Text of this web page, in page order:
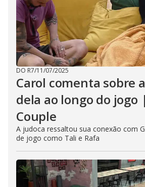
DO R7/11/07/2025
Carol comenta sobre
dela ao longo do jogo
Couple
A judoca ressaltou sua conexão com
de jogo como Tali e Rafa